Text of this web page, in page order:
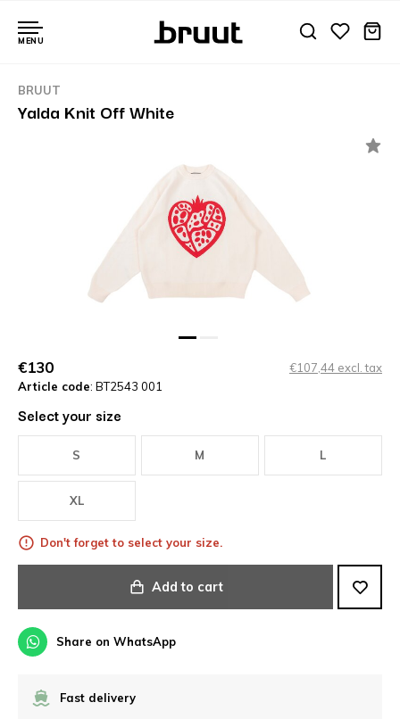
MENU
BRUUT
Yalda Knit Off White
€130
€107,44 excl. tax
Article code: BT2543 001
Select your size
S M L
XL
Don't forget to select your size.
Add to cart
Share on WhatsApp
Fast delivery